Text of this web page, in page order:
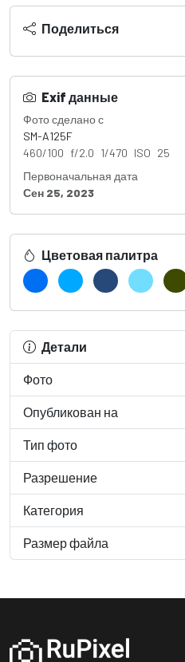
Поделиться
Exif данные
Фото сделано с
SM-A125F
460/100 f/2.0 1/470 ISO 25
Первоначальная дата
Сен 25, 2023
Цветовая палитра
Детали
Фото
Опубликован на
Тип фото
Разрешение
Категория
Размер файла